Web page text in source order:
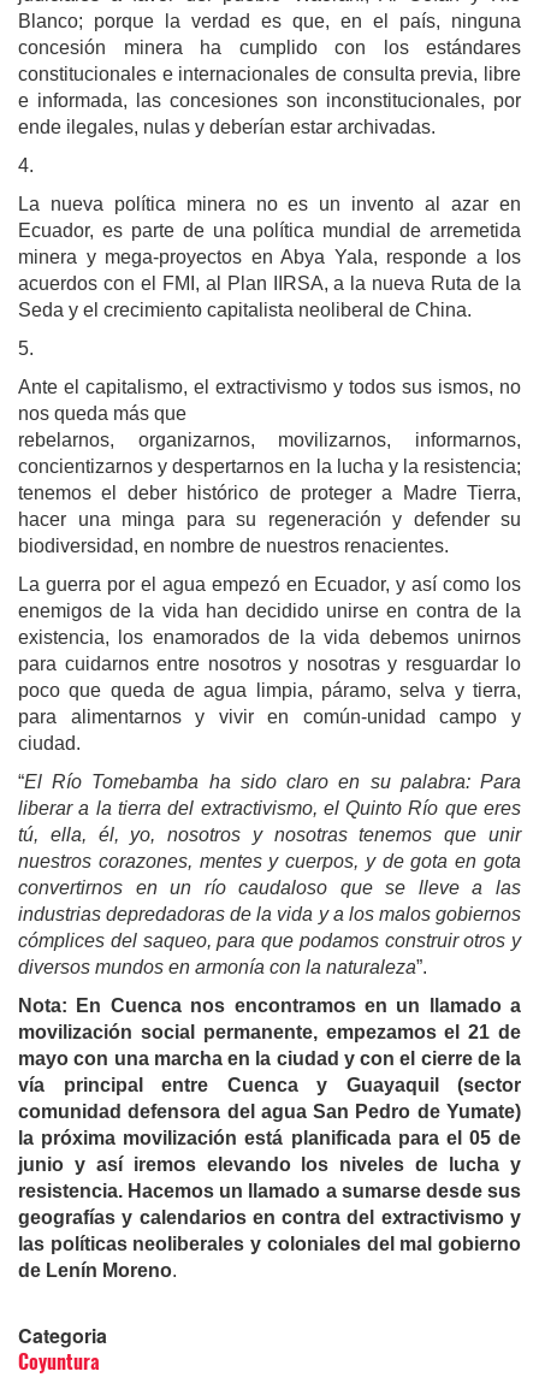
Blanco; porque la verdad es que, en el país, ninguna
concesión minera ha cumplido con los estándares
constitucionales e internacionales de consulta previa, libre
e informada, las concesiones son inconstitucionales, por
ende ilegales, nulas y deberían estar archivadas.
4.
La nueva política minera no es un invento al azar en
Ecuador, es parte de una política mundial de arremetida
minera y mega-proyectos en Abya Yala, responde a los
acuerdos con el FMI, al Plan IIRSA, a la nueva Ruta de la
Seda y el crecimiento capitalista neoliberal de China.
5.
Ante el capitalismo, el extractivismo y todos sus ismos, no
nos queda más que
rebelarnos, organizarnos, movilizarnos, informarnos,
concientizarnos y despertarnos en la lucha y la resistencia;
tenemos el deber histórico de proteger a Madre Tierra,
hacer una minga para su regeneración y defender su
biodiversidad, en nombre de nuestros renacientes.
La guerra por el agua empezó en Ecuador, y así como los
enemigos de la vida han decidido unirse en contra de la
existencia, los enamorados de la vida debemos unirnos
para cuidarnos entre nosotros y nosotras y resguardar lo
poco que queda de agua limpia, páramo, selva y tierra,
para alimentarnos y vivir en común-unidad campo y
ciudad.
“El Río Tomebamba ha sido claro en su palabra: Para
liberar a la tierra del extractivismo, el Quinto Río que eres
tú, ella, él, yo, nosotros y nosotras tenemos que unir
nuestros corazones, mentes y cuerpos, y de gota en gota
convertirnos en un río caudaloso que se lleve a las
industrias depredadoras de la vida y a los malos gobiernos
cómplices del saqueo, para que podamos construir otros y
diversos mundos en armonía con la naturaleza”.
Nota: En Cuenca nos encontramos en un llamado a
movilización social permanente, empezamos el 21 de
mayo con una marcha en la ciudad y con el cierre de la
vía principal entre Cuenca y Guayaquil (sector
comunidad defensora del agua San Pedro de Yumate)
la próxima movilización está planificada para el 05 de
junio y así iremos elevando los niveles de lucha y
resistencia. Hacemos un llamado a sumarse desde sus
geografías y calendarios en contra del extractivismo y
las políticas neoliberales y coloniales del mal gobierno
de Lenín Moreno.
Categoria
Coyuntura